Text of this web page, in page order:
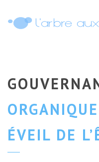
ÉVEIL DE